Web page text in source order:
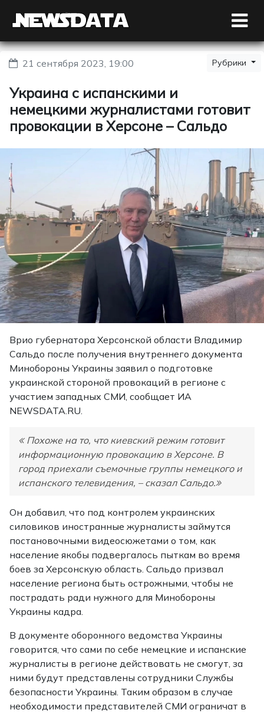
21 сентября 2023, 19:00 Рубрики
Украина с испанскими и
немецкими журналистами готовит
провокации в Херсоне – Сальдо
Врио губернатора Херсонской области Владимир
Сальдо после получения внутреннего документа
Минобороны Украины заявил о подготовке
украинской стороной провокаций в регионе с
участием западных СМИ, сообщает ИА
NEWSDATA.RU.
Похоже на то, что киевский режим готовит
информационную провокацию в Херсоне. В
город приехали съемочные группы немецкого и
испанского телевидения, – сказал Сальдо.
Он добавил, что под контролем украинских
силовиков иностранные журналисты займутся
постановочными видеосюжетами о том, как
население якобы подвергалось пыткам во время
боев за Херсонскую область. Сальдо призвал
население региона быть острожными, чтобы не
пострадать ради нужного для Минобороны
Украины кадра.
В документе оборонного ведомства Украины
говорится, что сами по себе немецкие и испанские
журналисты в регионе действовать не смогут, за
ними будут представлены сотрудники Службы
безопасности Украины. Таким образом в случае
необходимости представителей СМИ ограничат в